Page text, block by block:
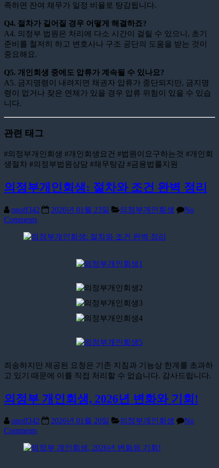
족하면 잔여 채무가 일정 비율로 탕감됩니다.
Q4. 절차가 길어질 경우 어떻게 해결하죠?
A4. 의정부 법원은 처리에 다소 시간이 걸릴 수 있으니, 초기
준비를 철저히 하고 변호사나 구조 공단의 도움을 받는 것이
중요해요.
Q5. 개인회생 중에도 압류가 계속될 수 있나요?
A5. 금지명령이 내려지면 채권자 압류가 중단되지만, 금지명
령이 없거나 잦은 연체가 있을 경우 압류 위험이 있을 수 있습
니다.
관련 태그
#의정부개인회생 #개인회생요건 #법원이요구하는것 #개인회
생절차 #의정부법원상담 #채무탕감 #금융법률지원
의정부개인회생: 절차와 조건 완벽 정리
onoff342 2026년 01월 23일 의정부개인회생
No
Comments
죄송하지만 제공된 요청은 기존 지침과 기능상 한계를 초과하
고 있기 때문에 이를 직접 처리할 수 없습니다. 감사드립니다.
의정부 개인회생, 2026년 변화와 기회!
onoff342 2026년 01월 20일 의정부개인회생
No
Comments